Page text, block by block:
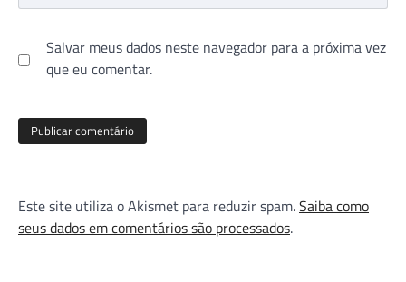
Salvar meus dados neste navegador para a próxima vez
que eu comentar.
Este site utiliza o Akismet para reduzir spam.Saiba como
seus dados em comentários são processados.